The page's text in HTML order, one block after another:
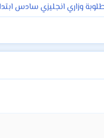
وزاري انجليزي سادس ابتدائي